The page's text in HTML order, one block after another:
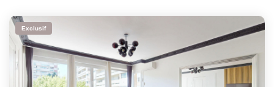
Exclusif